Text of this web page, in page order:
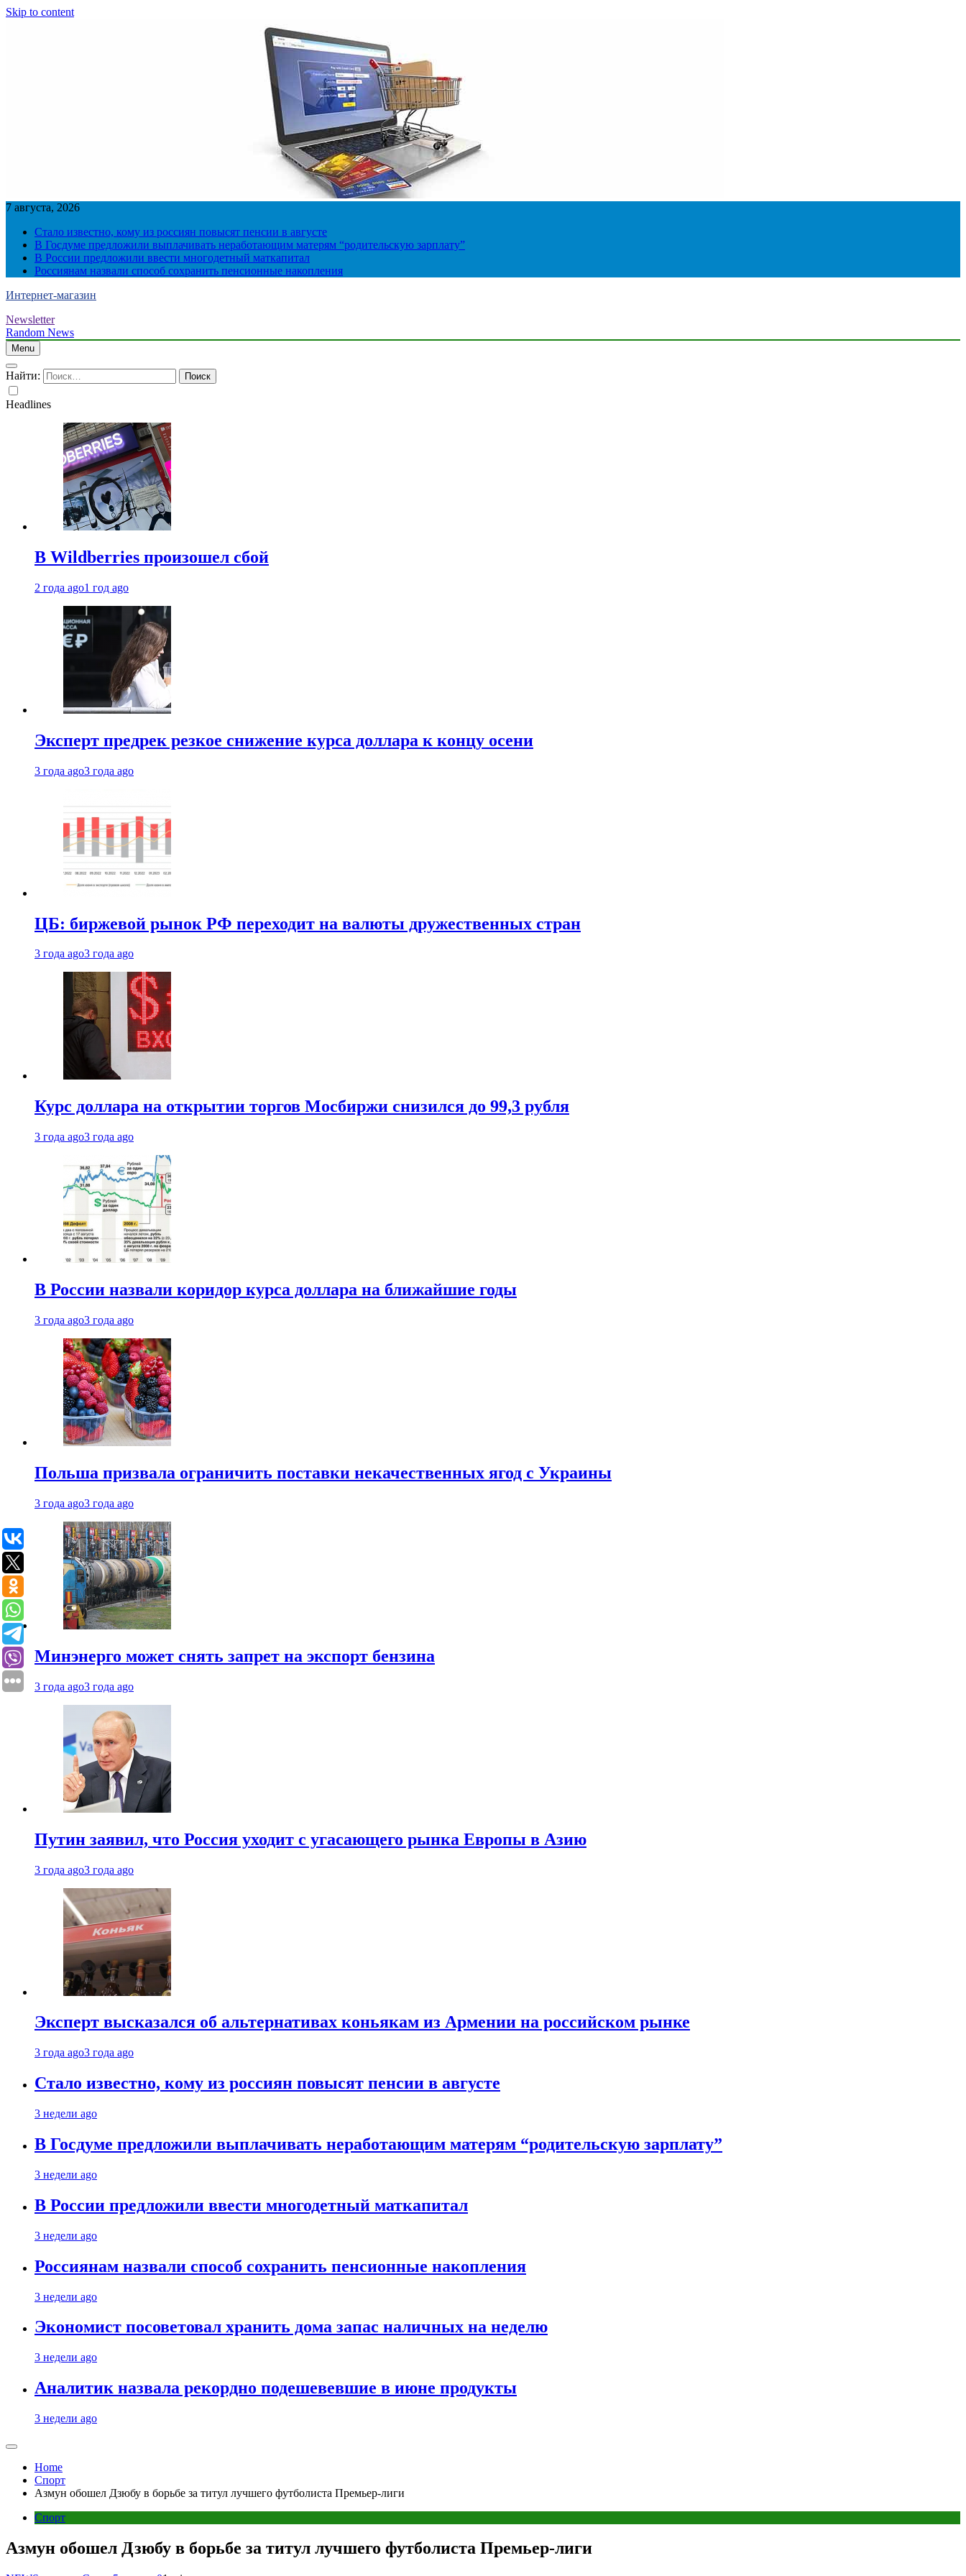
Skip to content
7 августа, 2026
Стало известно, кому из россиян повысят пенсии в августе
В Госдуме предложили выплачивать неработающим матерям “родительскую зарплату”
В России предложили ввести многодетный маткапитал
Россиянам назвали способ сохранить пенсионные накопления
Интернет-магазин
Newsletter
Random News
Menu
Найти:
Headlines
В Wildberries произошел сбой
2 года ago1 год ago
Эксперт предрек резкое снижение курса доллара к концу осени
3 года ago3 года ago
ЦБ: биржевой рынок РФ переходит на валюты дружественных стран
3 года ago3 года ago
Курс доллара на открытии торгов Мосбиржи снизился до 99,3 рубля
3 года ago3 года ago
В России назвали коридор курса доллара на ближайшие годы
3 года ago3 года ago
Польша призвала ограничить поставки некачественных ягод с Украины
3 года ago3 года ago
Минэнерго может снять запрет на экспорт бензина
3 года ago3 года ago
Путин заявил, что Россия уходит с угасающего рынка Европы в Азию
3 года ago3 года ago
Эксперт высказался об альтернативах коньякам из Армении на российском рынке
3 года ago3 года ago
Стало известно, кому из россиян повысят пенсии в августе
3 недели ago
В Госдуме предложили выплачивать неработающим матерям “родительскую зарплату”
3 недели ago
В России предложили ввести многодетный маткапитал
3 недели ago
Россиянам назвали способ сохранить пенсионные накопления
3 недели ago
Экономист посоветовал хранить дома запас наличных на неделю
3 недели ago
Аналитик назвала рекордно подешевевшие в июне продукты
3 недели ago
Home
Спорт
Азмун обошел Дзюбу в борьбе за титул лучшего футболиста Премьер-лиги
Спорт
Азмун обошел Дзюбу в борьбе за титул лучшего футболиста Премьер-лиги